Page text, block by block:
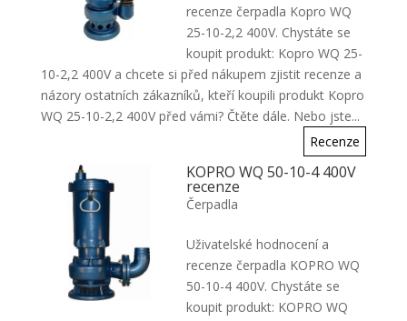
recenze čerpadla Kopro WQ
25-10-2,2 400V. Chystáte se
koupit produkt: Kopro WQ 25-
10-2,2 400V a chcete si před nákupem zjistit recenze a
názory ostatních zákazníků, kteří koupili produkt Kopro
WQ 25-10-2,2 400V před vámi? Čtěte dále. Nebo jste...
Recenze
KOPRO WQ 50-10-4 400V
recenze
Čerpadla
Uživatelské hodnocení a
recenze čerpadla KOPRO WQ
50-10-4 400V. Chystáte se
koupit produkt: KOPRO WQ